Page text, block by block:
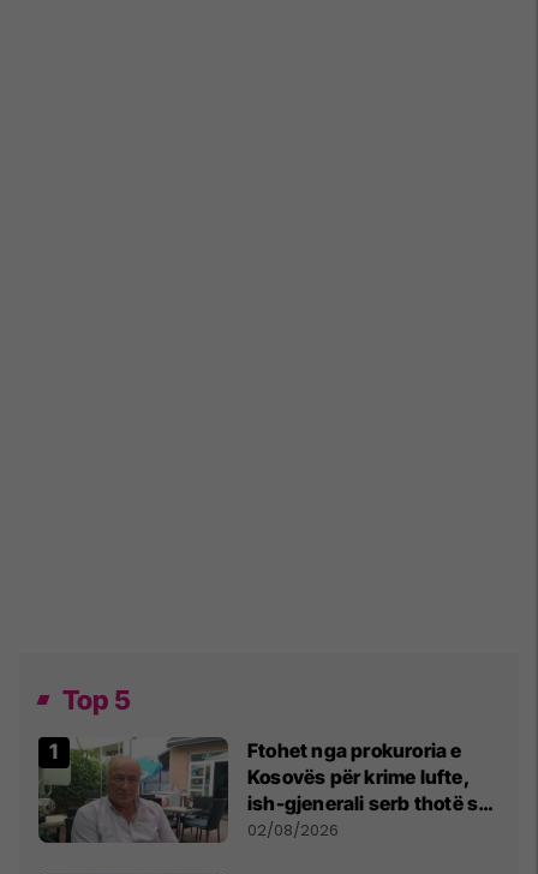
Top 5
Ftohet nga prokuroria e
Kosovës për krime lufte,
ish-gjenerali serb thotë se
dikush e tradhtoi në
02/08/2026